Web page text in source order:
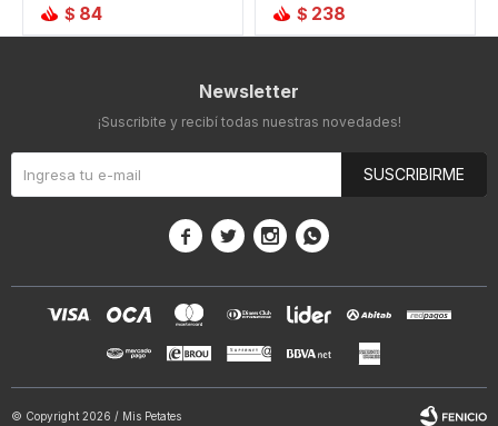
$ 84 $ 238
Newsletter
¡Suscribite y recibí todas nuestras novedades!
SUSCRIBIRME
   
© Copyright 2026 / Mis Petates